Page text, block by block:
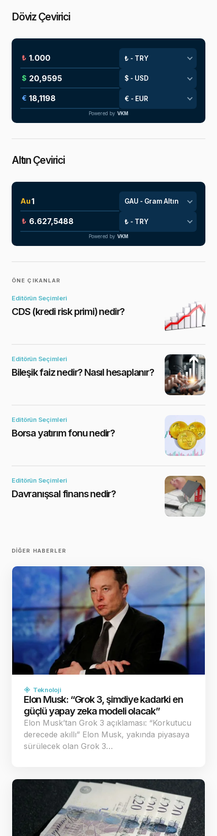
Döviz Çevirici
₺
$
€
Powered by VKM
Altın Çevirici
Au
₺
Powered by VKM
ÖNE ÇIKANLAR
Editörün Seçimleri
CDS (kredi risk primi) nedir?
Editörün Seçimleri
Bileşik faiz nedir? Nasıl hesaplanır?
Editörün Seçimleri
Borsa yatırım fonu nedir?
Editörün Seçimleri
Davranışsal finans nedir?
DIĞER HABERLER
Teknoloji
Elon Musk: “Grok 3, şimdiye kadarki en
güçlü yapay zeka modeli olacak”
Elon Musk’tan Grok 3 açıklaması: “Korkutucu
derecede akıllı” Elon Musk, yakında piyasaya
sürülecek olan Grok 3…